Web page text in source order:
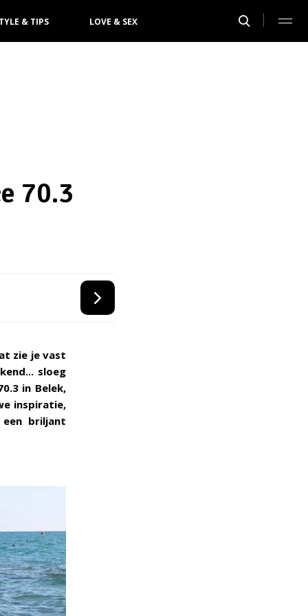
& TIPS LOVE & SEX
70.3
zie je vast
sloeg
in Belek,
inspiratie,
briljant